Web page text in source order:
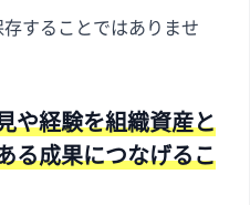
することではありませ
や経験を組織資産と
る成果につなげるこ